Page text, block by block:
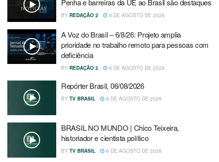
Penha e barreiras da UE ao Brasil são destaques
BY REDAÇÃO 2 6 DE AGOSTO DE 2026
A Voz do Brasil – 6/8/26: Projeto amplia
prioridade no trabalho remoto para pessoas com
deficiência
BY REDAÇÃO 2 6 DE AGOSTO DE 2026
Repórter Brasil, 06/08/2026
BY TV BRASIL 6 DE AGOSTO DE 2026
BRASIL NO MUNDO | Chico Teixeira,
historiador e cientista político
BY TV BRASIL 6 DE AGOSTO DE 2026